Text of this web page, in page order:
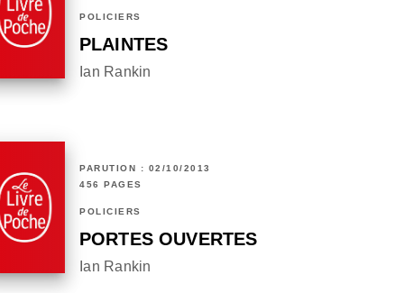
POLICIERS
PLAINTES
Ian Rankin
PARUTION : 02/10/2013
456 PAGES
POLICIERS
PORTES OUVERTES
Ian Rankin